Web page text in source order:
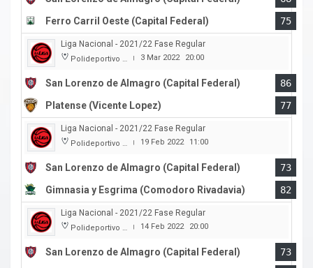
Ferro Carril Oeste (Capital Federal)
75
Liga Nacional - 2021/22 Fase Regular
Polideportivo Roberto Pando | 3 Mar 2022 20:00
San Lorenzo de Almagro (Capital Federal)
86
Platense (Vicente Lopez)
77
Liga Nacional - 2021/22 Fase Regular
Polideportivo Roberto Pando | 19 Feb 2022 11:00
San Lorenzo de Almagro (Capital Federal)
73
Gimnasia y Esgrima (Comodoro Rivadavia)
82
Liga Nacional - 2021/22 Fase Regular
Polideportivo Roberto Pando | 14 Feb 2022 20:00
San Lorenzo de Almagro (Capital Federal)
73